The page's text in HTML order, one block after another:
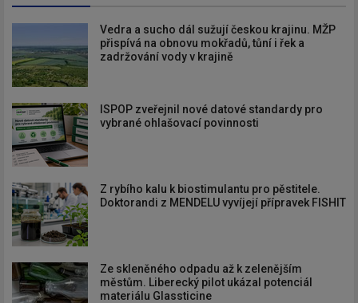
Vedra a sucho dál sužují českou krajinu. MŽP
přispívá na obnovu mokřadů, tůní i řek a
zadržování vody v krajině
ISPOP zveřejnil nové datové standardy pro
vybrané ohlašovací povinnosti
Z rybího kalu k biostimulantu pro pěstitele.
Doktorandi z MENDELU vyvíjejí přípravek FISHIT
Ze skleněného odpadu až k zelenějším
městům. Liberecký pilot ukázal potenciál
materiálu Glassticine